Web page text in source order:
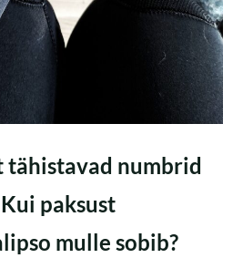
tähistavad numbrid
paksust
mulle sobib?